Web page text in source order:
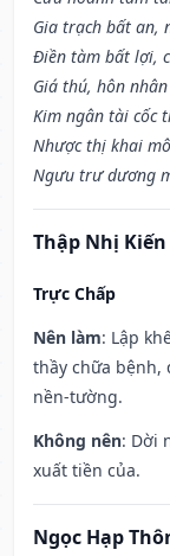
Gia trạch bất an,
Điền tàm bất lợi,
Giá thú, hôn
Kim ngân tài cốc
Nhược thị khai
Ngưu trư dương
Thập Nhị
Trực Chấp
Nên làm: Lập
thầy chữa bệnh,
nền-tường.
Không nên: Dời
xuất tiền của.
Ngọc Hạp